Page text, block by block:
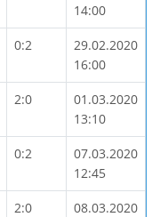
14:00
0:2
29.02.2020
16:00
2:0
01.03.2020
13:10
0:2
07.03.2020
12:45
2:0
08.03.2020